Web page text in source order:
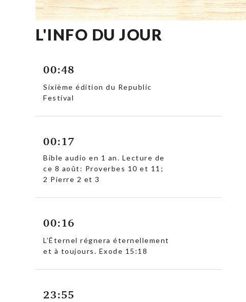
L'INFO DU JOUR
00:48
Sixième édition du Republic
Festival
00:17
Bible audio en 1 an. Lecture de
ce 8 août: Proverbes 10 et 11;
2 Pierre 2 et 3
00:16
L’Éternel régnera éternellement
et à toujours. Exode 15:18
23:55